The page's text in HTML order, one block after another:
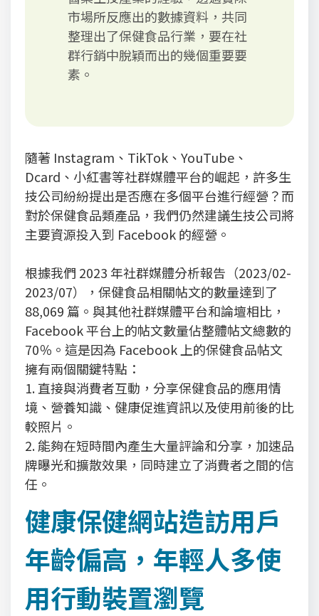
市場所反應出的數據資料，共同
整理出了保健食品行業，要在社
群行銷中脫穎而出的幾個重要要
素。
隨著 Instagram、TikTok、YouTube、
Dcard、小紅書等社群媒體平台的崛起，許多生
技公司紛紛提出是否應在多個平台進行經營？而
對於保健食品類產品，我們仍然建議生技公司將
主要資源投入到 Facebook 的經營。
根據我們 2023 年社群媒體分析報告（2023/02-
2023/07），保健食品相關帖文的數量達到了
88,069 篇。與其他社群媒體平台和論壇相比，
Facebook 平台上的帖文數量佔整體帖文總數的
70％。這是因為 Facebook 上的保健食品帖文
擁有兩個關鍵特點：
1. 直接與消費者互動，分享保健食品的應用情
境、營養知識、健康促進資訊以及使用前後的比
較照片。
2. 能夠在短時間內產生大量評論和分享，加速品
牌曝光和擴散效果，同時建立了消費者之間的信
任。
健康保健網站造訪用戶
年齡偏高，年輕人多使
用行動裝置瀏覽